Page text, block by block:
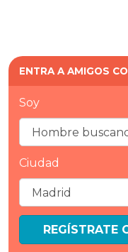
ENTRA A AMIGOS
Soy
Ciudad
REGÍSTRATE